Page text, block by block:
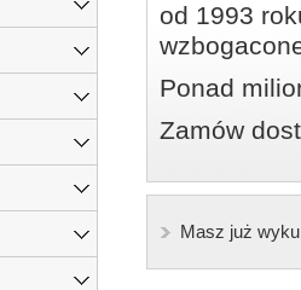
od 1993
Ponad
Zamów
Masz już